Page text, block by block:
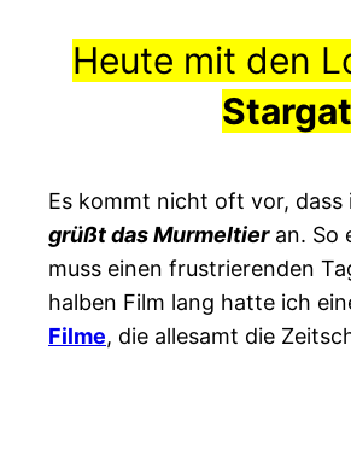
Heute mit den
Es kommt nicht oft vor, dass
grüßt das Murmeltieran. So
muss einen frustrierenden
halben Film lang hatte ich
Filme, die allesamt die